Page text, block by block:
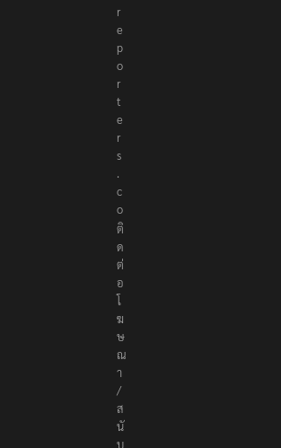
r
e
p
o
r
t
e
r
s
.
c
o
ติ
ด
ต่
อ
โ
ฆ
ษ
ณ
า
/
ส
นั
บ